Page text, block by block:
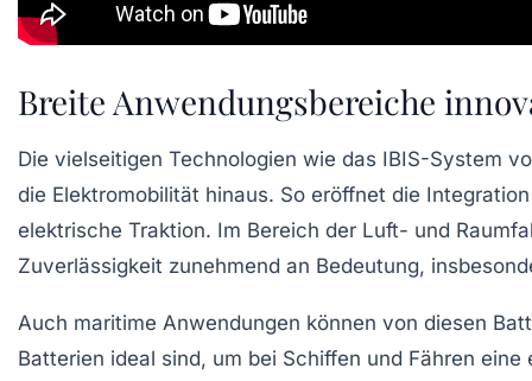
Breite Anwendungsbereiche
Die vielseitigen Technologien wie das IBIS-System
die Elektromobilität hinaus. So eröffnet die
elektrische Traktion. Im Bereich der Luft- und
Zuverlässigkeit zunehmend an Bedeutung,
Auch maritime Anwendungen können von diesen
Batterien ideal sind, um bei Schiffen und Fähren